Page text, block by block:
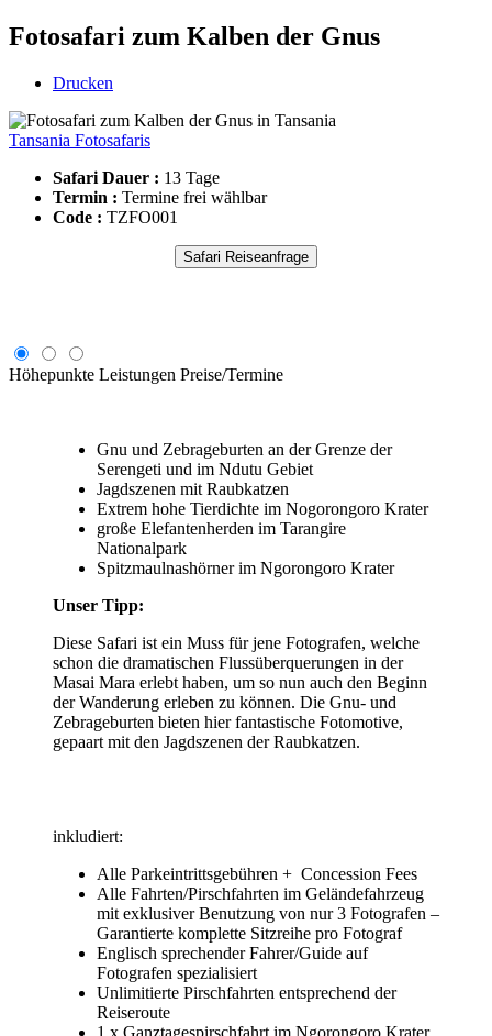
Fotosafari zum Kalben der Gnus
Drucken
Tansania Fotosafaris
Safari Dauer : 13 Tage
Termin : Termine frei wählbar
Code : TZFO001
Safari Reiseanfrage
Höhepunkte Leistungen Preise/Termine
Gnu und Zebrageburten an der Grenze der
Serengeti und im Ndutu Gebiet
Jagdszenen mit Raubkatzen
Extrem hohe Tierdichte im Nogorongoro Krater
große Elefantenherden im Tarangire
Nationalpark
Spitzmaulnashörner im Ngorongoro Krater
Unser Tipp:
Diese Safari ist ein Muss für jene Fotografen, welche
schon die dramatischen Flussüberquerungen in der
Masai Mara erlebt haben, um so nun auch den Beginn
der Wanderung erleben zu können. Die Gnu- und
Zebrageburten bieten hier fantastische Fotomotive,
gepaart mit den Jagdszenen der Raubkatzen.
inkludiert:
Alle Parkeintrittsgebühren + Concession Fees
Alle Fahrten/Pirschfahrten im Geländefahrzeug
mit exklusiver Benutzung von nur 3 Fotografen –
Garantierte komplette Sitzreihe pro Fotograf
Englisch sprechender Fahrer/Guide auf
Fotografen spezialisiert
Unlimitierte Pirschfahrten entsprechend der
Reiseroute
1 x Ganztagespirschfahrt im Ngorongoro Krater